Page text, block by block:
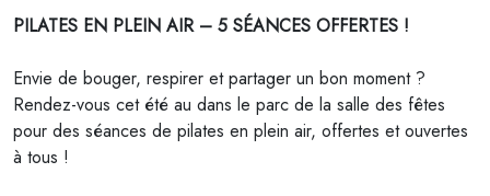
PILATES EN PLEIN AIR – 5 SÉANCES OFFERTES !
Envie de bouger, respirer et partager un bon moment ?
Rendez-vous cet été au dans le parc de la salle des fêtes
pour des séances de pilates en plein air, offertes et ouvertes
à tous !